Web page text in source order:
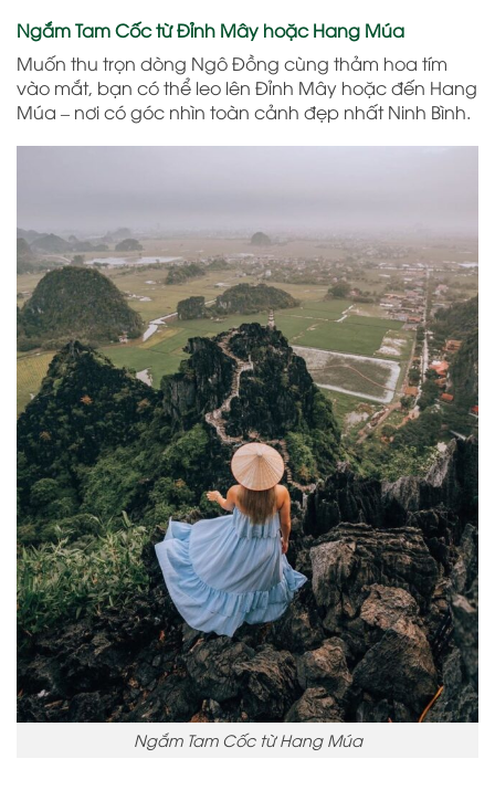
Ngắm Tam Cốc từ Đỉnh Mây hoặc Hang Múa
Muốn thu trọn dòng Ngô Đồng cùng thảm hoa tím
vào mắt, bạn có thể leo lên Đỉnh Mây hoặc đến Hang
Múa – nơi có góc nhìn toàn cảnh đẹp nhất Ninh Bình.
Ngắm Tam Cốc từ Hang Múa